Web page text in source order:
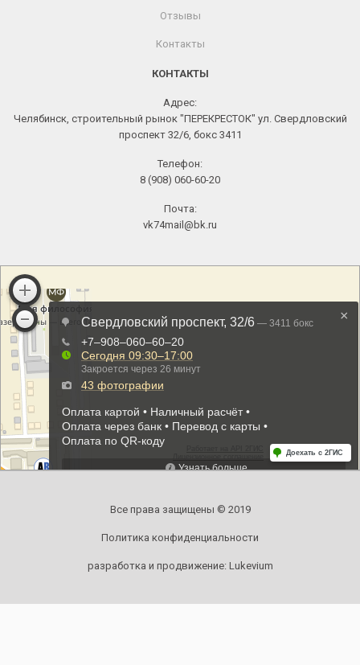
Отзывы
Контакты
КОНТАКТЫ
Адрес:
Челябинск, строительный рынок "ПЕРЕКРЕСТОК" ул. Свердловский
проспект 32/6, бокс 3411
Телефон:
8 (908) 060-60-20
Почта:
vk74mail@bk.ru
Все права защищены © 2019
Политика конфиденциальности
разработка и продвижение: Lukevium